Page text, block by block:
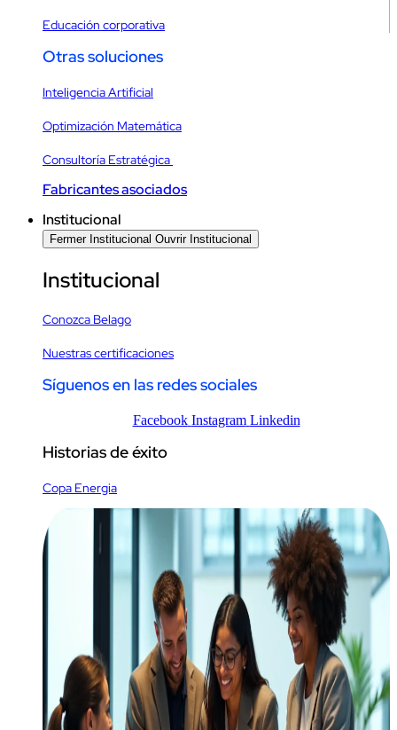
Educación corporativa
Otras soluciones
Inteligencia Artificial
Optimización Matemática
Consultoría Estratégica
Fabricantes asociados
Institucional
Fermer Institucional Ouvrir Institucional
Institucional
Conozca Belago
Nuestras certificaciones
Síguenos en las redes sociales
Facebook Instagram Linkedin
Historias de éxito
Copa Energia